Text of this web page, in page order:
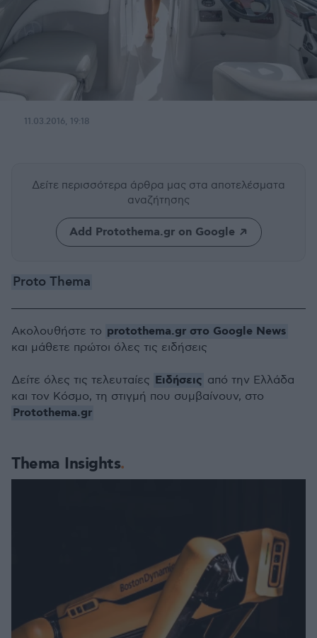
11.03.2016, 19:18
Δείτε περισσότερα άρθρα μας στα αποτελέσματα
αναζήτησης
Add Protothema.gr on Google
Proto Thema
Thema Insights
Ακολουθήστε το protothema.gr στο Google News
και μάθετε πρώτοι όλες τις ειδήσεις
Δείτε όλες τις τελευταίες Ειδήσεις από την Ελλάδα
και τον Κόσμο, τη στιγμή που συμβαίνουν, στο
Protothema.gr